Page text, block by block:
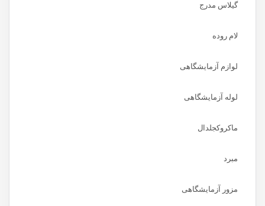
گیلاس مدرج
لام روده
لوازم آزمایشگاهی
لوله آزمایشگاهی
ماکروکجلدال
مبرد
مزور آزمایشگاهی